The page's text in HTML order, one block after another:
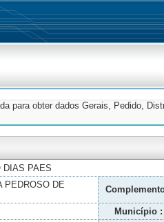
para obter dados Gerais, Pedido,
DIAS PAES
PEDROSO DE
Município :